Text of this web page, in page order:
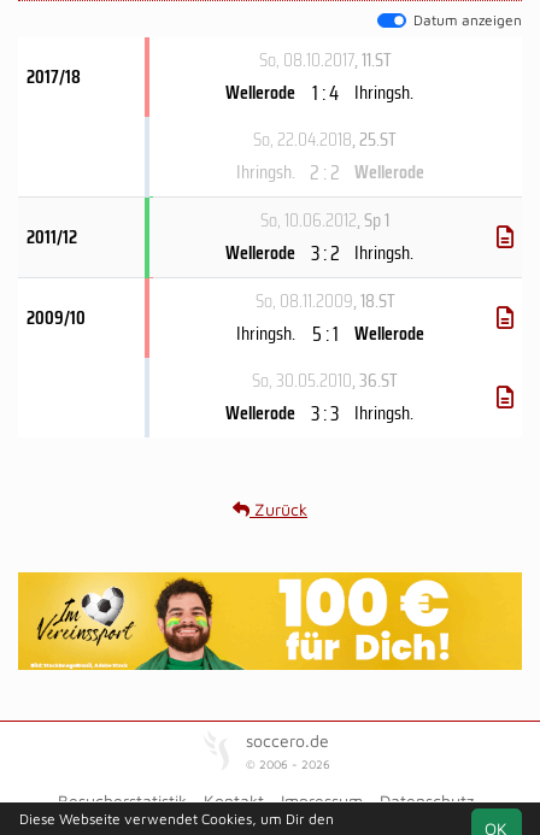
Datum anzeigen
2017/18
So, 08.10.2017, 11.ST
Wellerode 1 : 4 Ihringsh.
So, 22.04.2018, 25.ST
Ihringsh. 2 : 2 Wellerode
2011/12
So, 10.06.2012, Sp 1
Wellerode 3 : 2 Ihringsh.
2009/10
So, 08.11.2009, 18.ST
Ihringsh. 5 : 1 Wellerode
So, 30.05.2010, 36.ST
Wellerode 3 : 3 Ihringsh.
Zurück
soccero.de
© 2006 - 2026
Besucherstatistik Kontakt Impressum
Datenschutz
OK
Diese Webseite verwendet Cookies, um Dir den